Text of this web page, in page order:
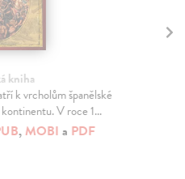
kniha
k vrcholům španělské
V roce 1...
,MOBI a PDF